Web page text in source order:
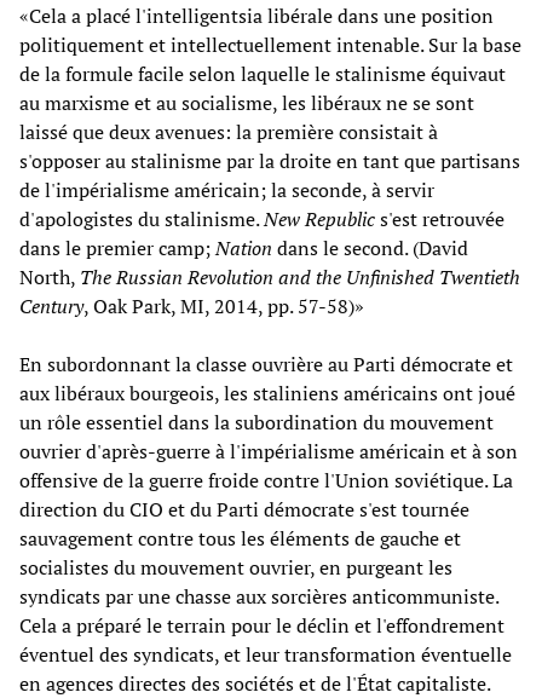
«Cela a placé l'intelligentsia libérale dans une position
politiquement et intellectuellement intenable. Sur la base
de la formule facile selon laquelle le stalinisme équivaut
au marxisme et au socialisme, les libéraux ne se sont
laissé que deux avenues: la première consistait à
s'opposer au stalinisme par la droite en tant que partisans
de l'impérialisme américain; la seconde, à servir
d'apologistes du stalinisme.New Republics'est retrouvée
dans le premier camp;Nation dans le second. (David
North, The Russian Revolution and the Unfinished Twentieth
Century, Oak Park, MI, 2014, pp. 57-58)»
En subordonnant la classe ouvrière au Parti démocrate et
aux libéraux bourgeois, les staliniens américains ont joué
un rôle essentiel dans la subordination du mouvement
ouvrier d'après-guerre à l'impérialisme américain et à son
offensive de la guerre froide contre l'Union soviétique. La
direction du CIO et du Parti démocrate s'est tournée
sauvagement contre tous les éléments de gauche et
socialistes du mouvement ouvrier, en purgeant les
syndicats par une chasse aux sorcières anticommuniste.
Cela a préparé le terrain pour le déclin et l'effondrement
éventuel des syndicats, et leur transformation éventuelle
en agences directes des sociétés et de l'État capitaliste.